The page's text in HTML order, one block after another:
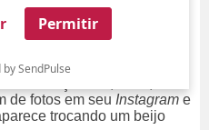
Permitir
SendPulse
aos rumores sobre sua
o namoro com a
terça-feira, dia 7, o
de fotos em seu Instagram e
trocando um beijo